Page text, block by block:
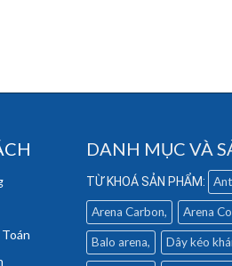
DANH MỤC VÀ
Arena Carbon Arena
Balo arena Dây kéo